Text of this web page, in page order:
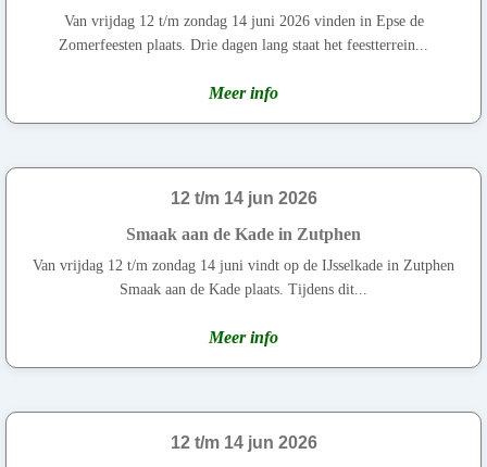
Van vrijdag 12 t/m zondag 14 juni 2026 vinden in Epse de
Zomerfeesten plaats. Drie dagen lang staat het feestterrein...
Meer info
12 t/m 14 jun 2026
Smaak aan de Kade in Zutphen
Van vrijdag 12 t/m zondag 14 juni vindt op de IJsselkade in Zutphen
Smaak aan de Kade plaats. Tijdens dit...
Meer info
12 t/m 14 jun 2026